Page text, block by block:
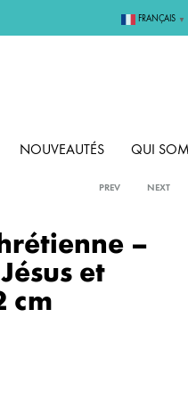
FRANÇAIS ▼
DE BAPTÊME
NOUVEAUTÉS QUI
PREV NEXT
–
et
cm